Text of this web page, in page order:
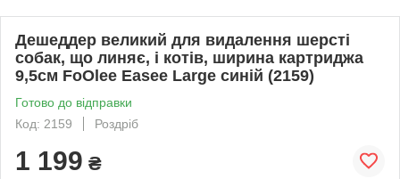
Дешеддер великий для видалення шерсті
собак, що линяє, і котів, ширина картриджа
9,5см FoOlee Easee Large синій (2159)
Готово до відправки
Код: 2159
Роздріб
1 199 ₴